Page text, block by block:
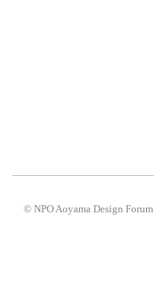
© NPO Aoyama Design Forum